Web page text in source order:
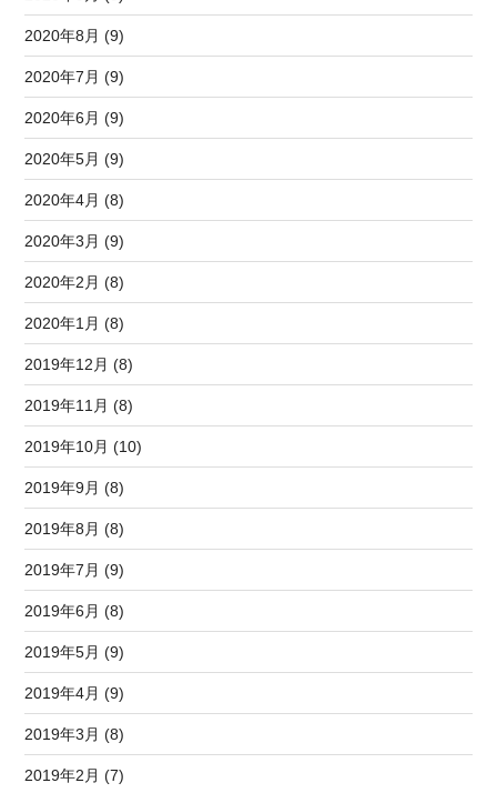
2020年8月 (9)
2020年7月 (9)
2020年6月 (9)
2020年5月 (9)
2020年4月 (8)
2020年3月 (9)
2020年2月 (8)
2020年1月 (8)
2019年12月 (8)
2019年11月 (8)
2019年10月 (10)
2019年9月 (8)
2019年8月 (8)
2019年7月 (9)
2019年6月 (8)
2019年5月 (9)
2019年4月 (9)
2019年3月 (8)
2019年2月 (7)